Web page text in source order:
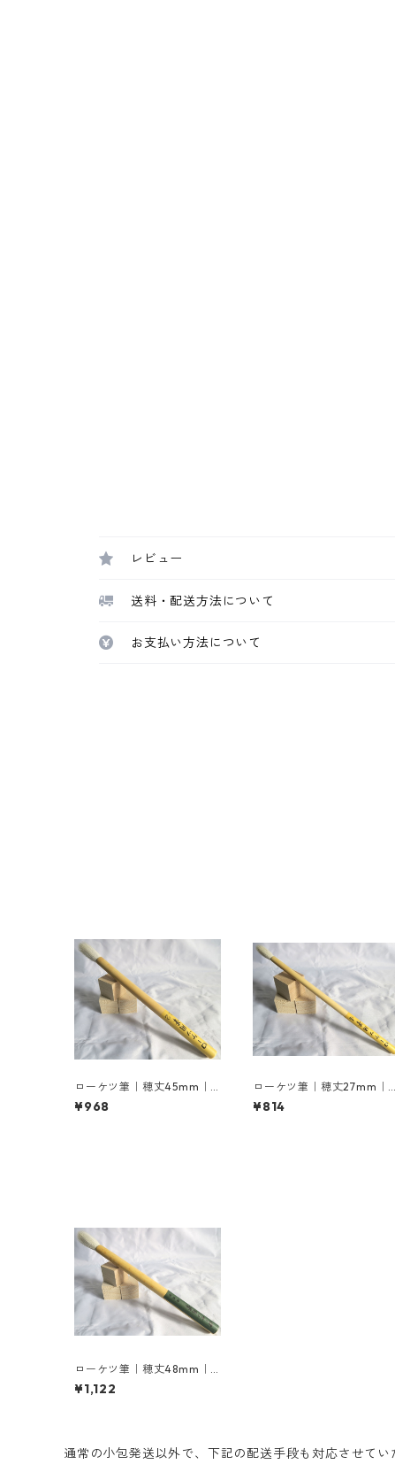
レビュー
送料・配送方法について
お支払い方法について
ローケツ筆｜穂丈45mm｜1
2号
¥968
ローケツ筆｜穂丈27mm｜4
号
¥814
ローケツ筆｜穂丈48mm｜1
4号
¥1,122
通常の小包発送以外で、下記の配送手段も対応させてい